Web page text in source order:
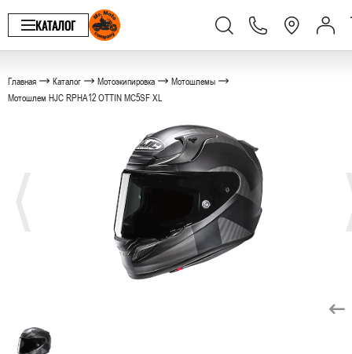
КАТАЛОГ
Главная Каталог Мотоэкипировка
Мотошлемы
Мотошлем HJC RPHA12 OTTIN MC5SF XL